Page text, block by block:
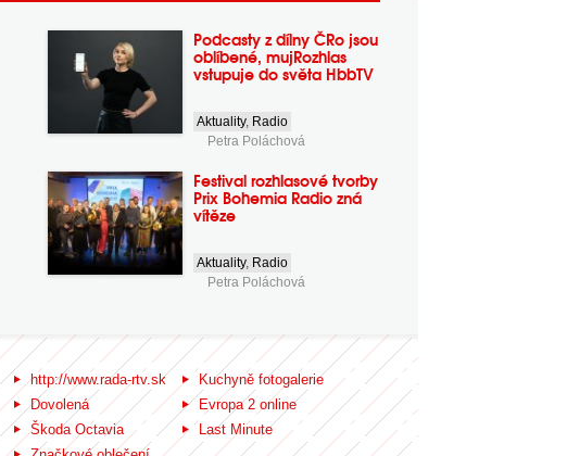
Podcasty z dílny ČRo jsou
oblíbené, mujRozhlas
vstupuje do světa HbbTV
Aktuality, Radio
Petra Poláchová
Festival rozhlasové tvorby
Prix Bohemia Radio zná
vítěze
Aktuality, Radio
Petra Poláchová
http://www.rada-rtv.sk
Kuchyně fotogalerie
Dovolená
Evropa 2 online
Škoda Octavia
Last Minute